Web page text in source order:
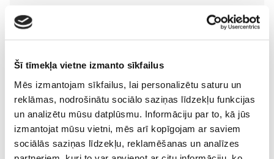
Šī tīmekļa vietne izmanto sīkfailus
Mēs izmantojam sīkfailus, lai personalizētu saturu un
reklāmas, nodrošinātu sociālo saziņas līdzekļu funkcijas
un analizētu mūsu datplūsmu. Informāciju par to, kā jūs
izmantojat mūsu vietni, mēs arī kopīgojam ar saviem
sociālās saziņas līdzekļu, reklamēšanas un analīzes
Superbēbīte Šarlote nāk
pasaulē Jūrmalas
slimnīcā
09. Jul 09:55
Iepazīstamies -
Superbēbis 2026!
Gaidības
16. May 09:55